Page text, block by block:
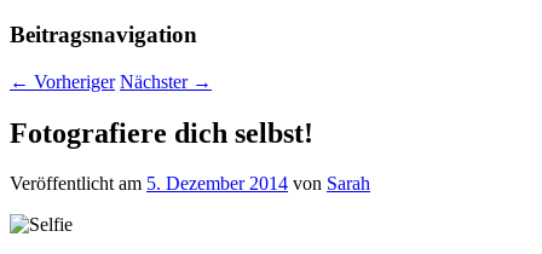
Beitragsnavigation
← Vorheriger Nächster →
Fotografiere dich selbst!
Veröffentlicht am 5. Dezember 2014 von Sarah